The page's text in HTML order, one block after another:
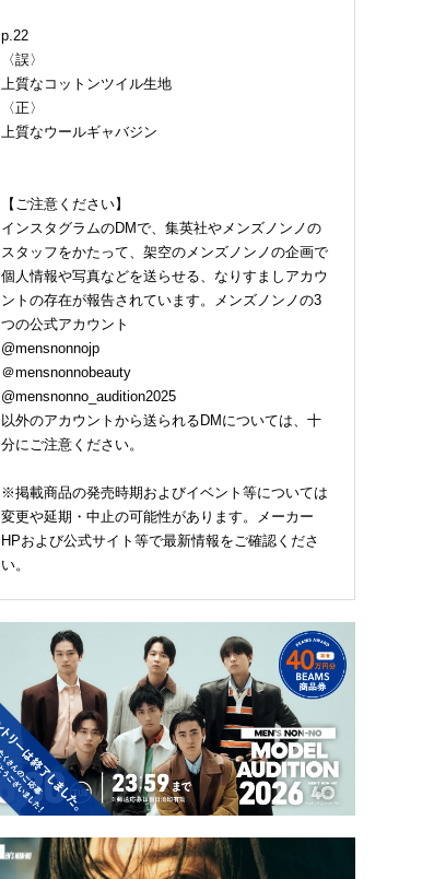
p.22
〈誤〉
上質なコットンツイル生地
〈正〉
上質なウールギャバジン
【ご注意ください】
インスタグラムのDMで、集英社やメンズノンノの
スタッフをかたって、架空のメンズノンノの企画で
個人情報や写真などを送らせる、なりすましアカウ
ントの存在が報告されています。メンズノンノの3
つの公式アカウント
@mensnonnojp
＠mensnonnobeauty
@mensnonno_audition2025
以外のアカウントから送られるDMについては、十
分にご注意ください。
※掲載商品の発売時期およびイベント等については
変更や延期・中止の可能性があります。メーカー
HPおよび公式サイト等で最新情報をご確認くださ
い。